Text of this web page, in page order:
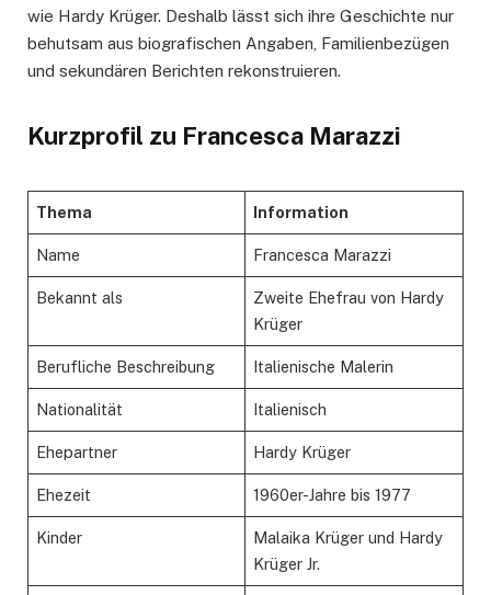
wie Hardy Krüger. Deshalb lässt sich ihre Geschichte nur
behutsam aus biografischen Angaben, Familienbezügen
und sekundären Berichten rekonstruieren.
Kurzprofil zu Francesca Marazzi
Thema Information
Name Francesca Marazzi
Bekannt als
Zweite Ehefrau von Hardy
Krüger
Berufliche Beschreibung Italienische Malerin
Nationalität Italienisch
Ehepartner Hardy Krüger
Ehezeit 1960er-Jahre bis 1977
Kinder
Malaika Krüger und Hardy
Krüger Jr.